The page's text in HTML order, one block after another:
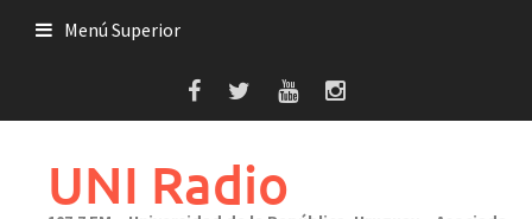
Menú Superior
UNI Radio